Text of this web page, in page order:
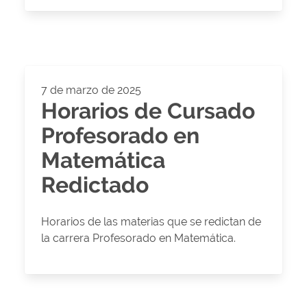
7 de marzo de 2025
Horarios de Cursado
Profesorado en
Matemática
Redictado
Horarios de las materias que se redictan de
la carrera Profesorado en Matemática.